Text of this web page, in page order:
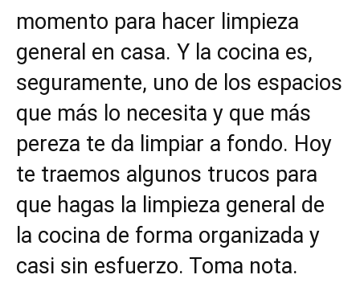
momento para hacer limpieza
general en casa. Y la cocina es,
seguramente, uno de los espacios
que más lo necesita y que más
pereza te da limpiar a fondo. Hoy
te traemos algunos trucos para
que hagas la limpieza general de
la cocina de forma organizada y
casi sin esfuerzo. Toma nota.